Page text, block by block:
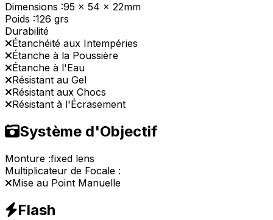
Dimensions :95 x 54 x 22mm
Poids :126 grs
Durabilité
Étanchéité aux Intempéries
Étanche à la Poussière
Étanche à l'Eau
Résistant au Gel
Résistant aux Chocs
Résistant à l'Écrasement
Système d'Objectif
Monture :fixed lens
Multiplicateur de Focale :
Mise au Point Manuelle
Flash